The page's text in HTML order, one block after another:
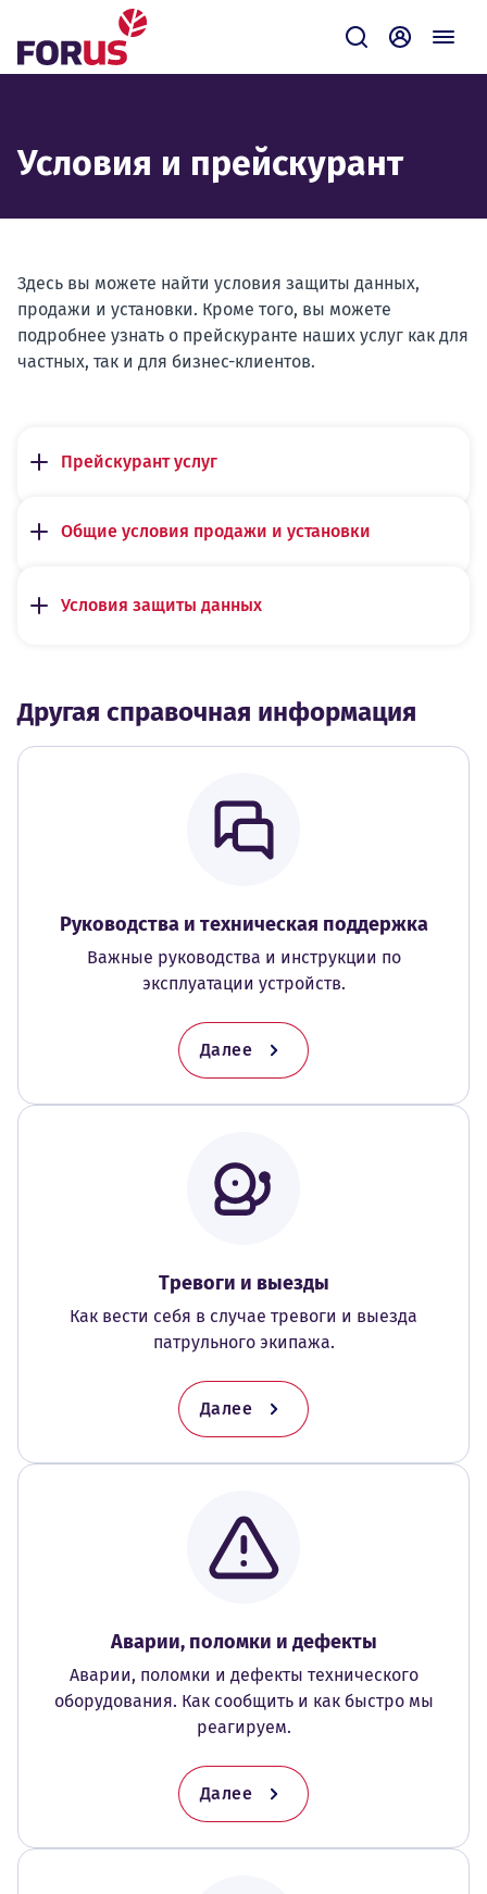
Отправить
Условия и прейскурант
Здесь вы можете найти условия защиты данных,
продажи и установки. Кроме того, вы можете
подробнее узнать о прейскуранте наших услуг как для
частных, так и для бизнес-клиентов.
Прейскурант услуг
Общие условия продажи и установки
Условия защиты данныx
Другая справочная информация
Руководства и техническая поддержка
Важные руководства и инструкции по
эксплуатации устройств.
Далее
Тревоги и выезды
Как вести себя в случае тревоги и выезда
патрульного экипажа.
Далее
Аварии, поломки и дефекты
Аварии, поломки и дефекты технического
оборудования. Как сообщить и как быстро мы
реагируем.
Далее